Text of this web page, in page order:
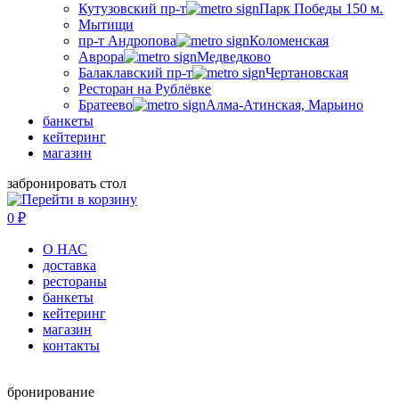
Кутузовский пр-т
Парк Победы 150 м.
Мытищи
пр-т Андропова
Коломенская
Аврора
Медведково
Балаклавский пр-т
Чертановская
Ресторан на Рублёвке
Братеево
Алма-Атинская, Марьино
банкеты
кейтеринг
магазин
забронировать стол
0 ₽
О НАС
доставка
рестораны
банкеты
кейтеринг
магазин
контакты
бронирование